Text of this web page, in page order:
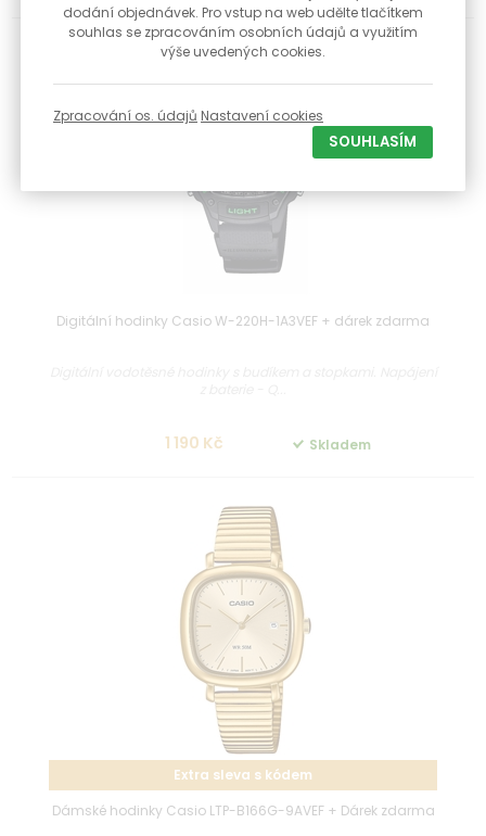
Digitální hodinky Casio W-220H-1A3VEF + dárek zdarma
1 190 Kč Skladem
Extra sleva s kódem
Dámské hodinky Casio LTP-B166G-9AVEF + Dárek zdarma
dodání objednávek. Pro vstup na web udělte tlačítkem
souhlas se zpracováním osobních údajů a využitím
výše uvedených cookies.
Zpracování os. údajů Nastavení cookies
SOUHLASÍM